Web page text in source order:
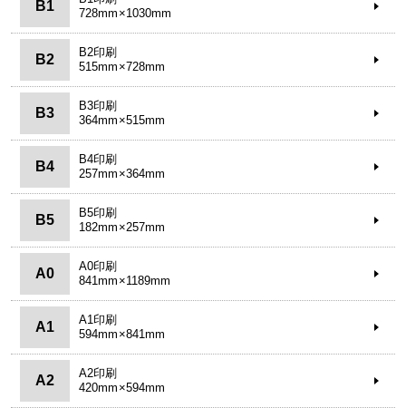
B1
728mm×1030mm
B2
B2印刷
515mm×728mm
B3
B3印刷
364mm×515mm
B4
B4印刷
257mm×364mm
B5
B5印刷
182mm×257mm
A0
A0印刷
841mm×1189mm
A1
A1印刷
594mm×841mm
A2
A2印刷
420mm×594mm